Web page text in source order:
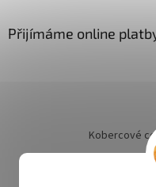
Přijímáme online
Kobercové
Jak